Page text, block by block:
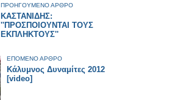
ΠΡΟΗΓΟΥΜΕΝΟ ΑΡΘΡΟ
ΚΑΣΤΑΝΙΔΗΣ:
''ΠΡΟΣΠΟΙΟΥΝΤΑΙ ΤΟΥΣ
ΕΚΠΛΗΚΤΟΥΣ''
ΕΠΟΜΕΝΟ ΑΡΘΡΟ
Κάλυμνος Δυναμίτες 2012
[video]